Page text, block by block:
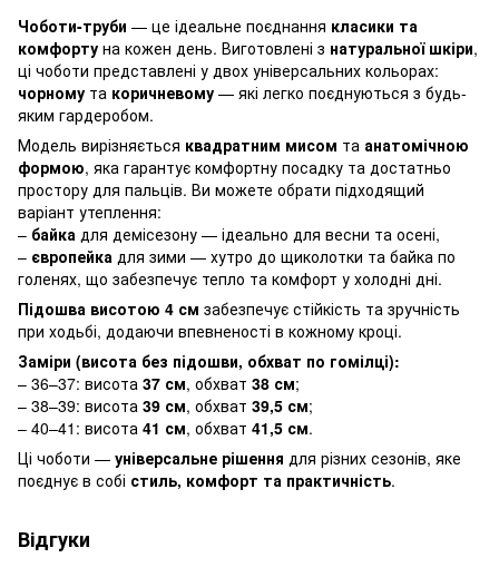
Чоботи-труби — це ідеальне поєднання класики та
комфорту на кожен день. Виготовлені з натуральної шкіри,
ці чоботи представлені у двох універсальних кольорах:
чорному та коричневому — які легко поєднуються з будь-
яким гардеробом.
Модель вирізняється квадратним мисом та анатомічною
формою, яка гарантує комфортну посадку та достатньо
простору для пальців. Ви можете обрати підходящий
варіант утеплення:
– байка для демісезону — ідеально для весни та осені,
– європейка для зими — хутро до щиколотки та байка по
голенях, що забезпечує тепло та комфорт у холодні дні.
Підошва висотою 4 см забезпечує стійкість та зручність
при ходьбі, додаючи впевненості в кожному кроці.
Заміри (висота без підошви, обхват по гомілці):
– 36–37: висота 37 см, обхват 38 см;
– 38–39: висота 39 см, обхват 39,5 см;
– 40–41: висота 41 см, обхват 41,5 см.
Ці чоботи — універсальне рішення для різних сезонів, яке
поєднує в собі стиль, комфорт та практичність.
Відгуки